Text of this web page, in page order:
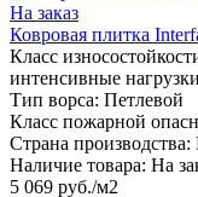
На заказ
Ковровая плитка
Класс
интенсивные нагрузки
Тип ворса: Петлевой
Класс пожарной
Страна производства:
Наличие товара: На
5 069 руб./м2